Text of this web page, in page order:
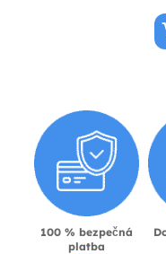
100 % bezpečná
platba